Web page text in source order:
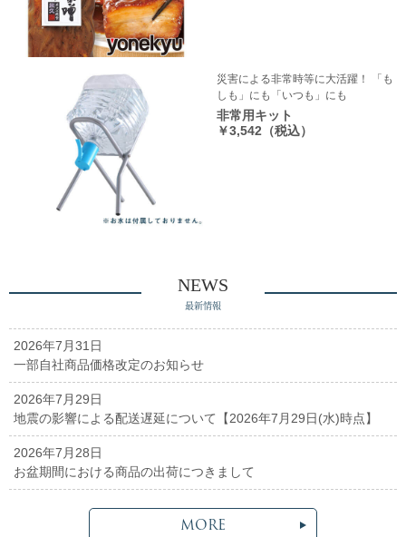
災害による非常時等に大活躍！ 「も
しも」にも「いつも」にも
非常用キット
￥3,542（税込）
NEWS
最新情報
2026年7月31日
一部自社商品価格改定のお知らせ
2026年7月29日
地震の影響による配送遅延について【2026年7月29日(水)時点】
2026年7月28日
お盆期間における商品の出荷につきまして
MORE